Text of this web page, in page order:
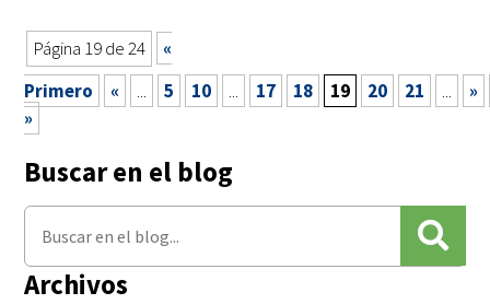
Página 19 de 24
«
Primero
« ... 5 10 ... 17 18 19 20 21 ...
»
»
Buscar en el blog
Archivos